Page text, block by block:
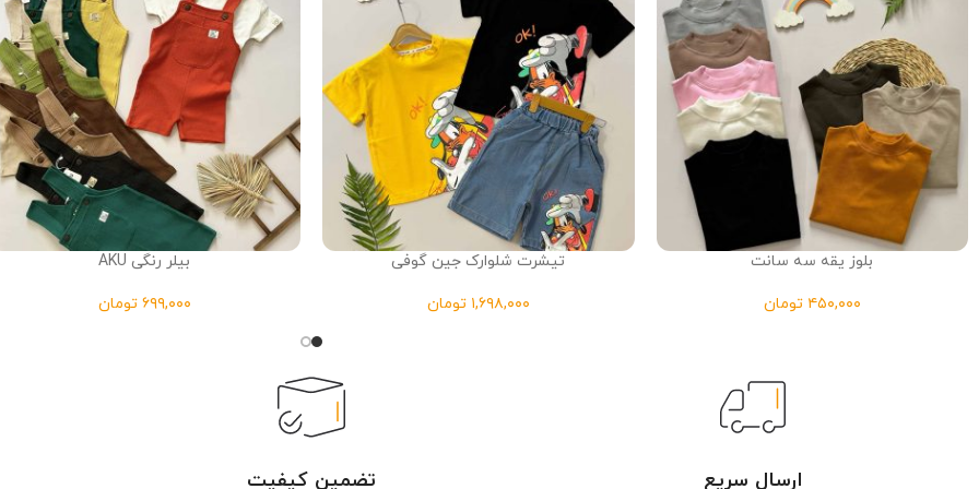
بلوز یقه سه سانت
تومان
تیشرت شلوارک جین گوفی
تومان
بیلر رنگی AKU
تومان
ارسال سریع تضمین کیفیت